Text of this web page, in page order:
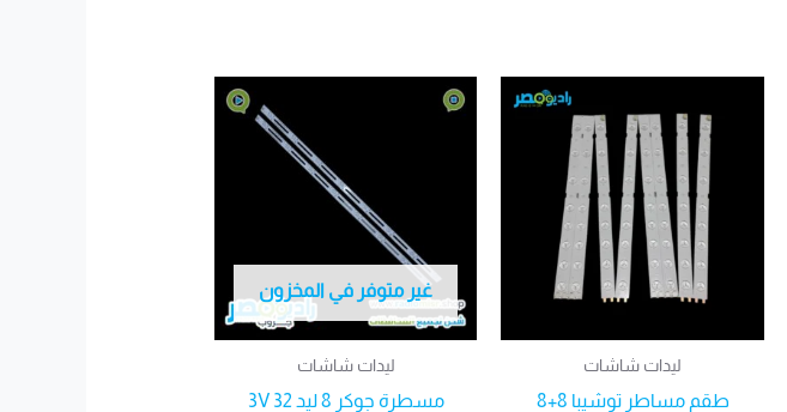
ليدات شاشات
طقم مساطر توشيبا 8+8
غير متوفر في المخزون
ليدات شاشات
مسطرة جوكر 8 ليد 3V 32